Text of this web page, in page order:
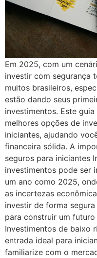
Em 2025, com um
investir com segurança
muitos brasileiros,
estão dando seus
investimentos. Este
melhores opções de
iniciantes, ajudando
financeira sólida. A
seguros para iniciantes
investimentos pode ser
um ano como 2025,
as incertezas
investir de forma
para construir um
Investimentos de baixo
entrada ideal para
familiarize com o